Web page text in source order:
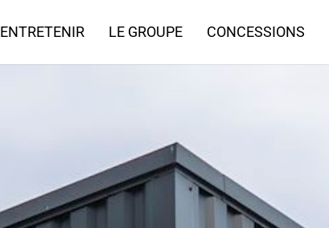
ENTRETENIR LE GROUPE CONCESSIONS